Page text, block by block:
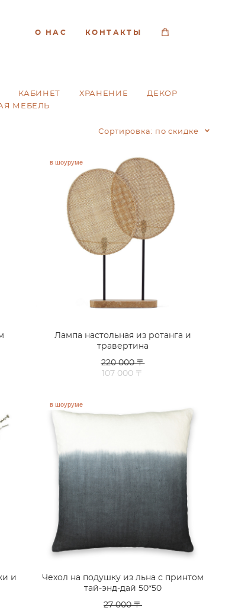
О НАС КОНТАКТЫ
КАБИНЕТ ХРАНЕНИЕ
ДЕКОР
МЕБЕЛЬ
Сортировка: по скидке
в шоуруме
Лампа настольная из ротанга и
травертина
220 000 〒
107 000 〒
и
в шоуруме
Чехол на подушку из льна с принтом
тай-энд-дай 50*50
27 000 〒